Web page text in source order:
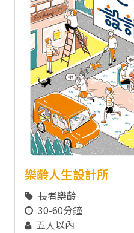
樂齡人生設計所
長者樂齡
30-60分鐘
五人以內